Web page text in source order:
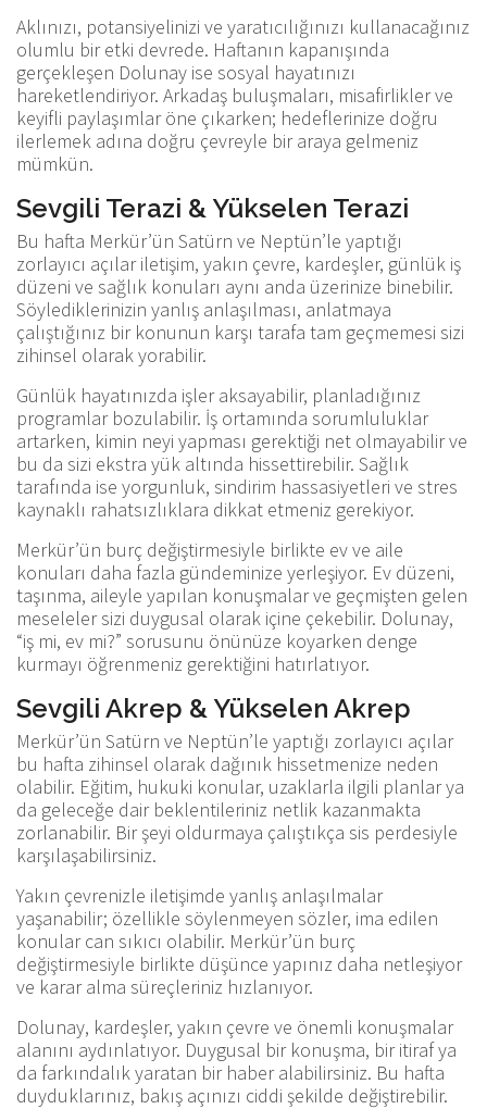
Aklınızı, potansiyelinizi ve yaratıcılığınızı kullanacağınız
olumlu bir etki devrede. Haftanın kapanışında
gerçekleşen Dolunay ise sosyal hayatınızı
hareketlendiriyor. Arkadaş buluşmaları, misafirlikler ve
keyifli paylaşımlar öne çıkarken; hedeflerinize doğru
ilerlemek adına doğru çevreyle bir araya gelmeniz
mümkün.
Sevgili Terazi & Yükselen Terazi
Bu hafta Merkür’ün Satürn ve Neptün’le yaptığı
zorlayıcı açılar iletişim, yakın çevre, kardeşler, günlük iş
düzeni ve sağlık konuları aynı anda üzerinize binebilir.
Söylediklerinizin yanlış anlaşılması, anlatmaya
çalıştığınız bir konunun karşı tarafa tam geçmemesi sizi
zihinsel olarak yorabilir.
Günlük hayatınızda işler aksayabilir, planladığınız
programlar bozulabilir. İş ortamında sorumluluklar
artarken, kimin neyi yapması gerektiği net olmayabilir ve
bu da sizi ekstra yük altında hissettirebilir. Sağlık
tarafında ise yorgunluk, sindirim hassasiyetleri ve stres
kaynaklı rahatsızlıklara dikkat etmeniz gerekiyor.
Merkür’ün burç değiştirmesiyle birlikte ev ve aile
konuları daha fazla gündeminize yerleşiyor. Ev düzeni,
taşınma, aileyle yapılan konuşmalar ve geçmişten gelen
meseleler sizi duygusal olarak içine çekebilir. Dolunay,
“iş mi, ev mi?” sorusunu önünüze koyarken denge
kurmayı öğrenmeniz gerektiğini hatırlatıyor.
Sevgili Akrep & Yükselen Akrep
Merkür’ün Satürn ve Neptün’le yaptığı zorlayıcı açılar
bu hafta zihinsel olarak dağınık hissetmenize neden
olabilir. Eğitim, hukuki konular, uzaklarla ilgili planlar ya
da geleceğe dair beklentileriniz netlik kazanmakta
zorlanabilir. Bir şeyi oldurmaya çalıştıkça sis perdesiyle
karşılaşabilirsiniz.
Yakın çevrenizle iletişimde yanlış anlaşılmalar
yaşanabilir; özellikle söylenmeyen sözler, ima edilen
konular can sıkıcı olabilir. Merkür’ün burç
değiştirmesiyle birlikte düşünce yapınız daha netleşiyor
ve karar alma süreçleriniz hızlanıyor.
Dolunay, kardeşler, yakın çevre ve önemli konuşmalar
alanını aydınlatıyor. Duygusal bir konuşma, bir itiraf ya
da farkındalık yaratan bir haber alabilirsiniz. Bu hafta
duyduklarınız, bakış açınızı ciddi şekilde değiştirebilir.